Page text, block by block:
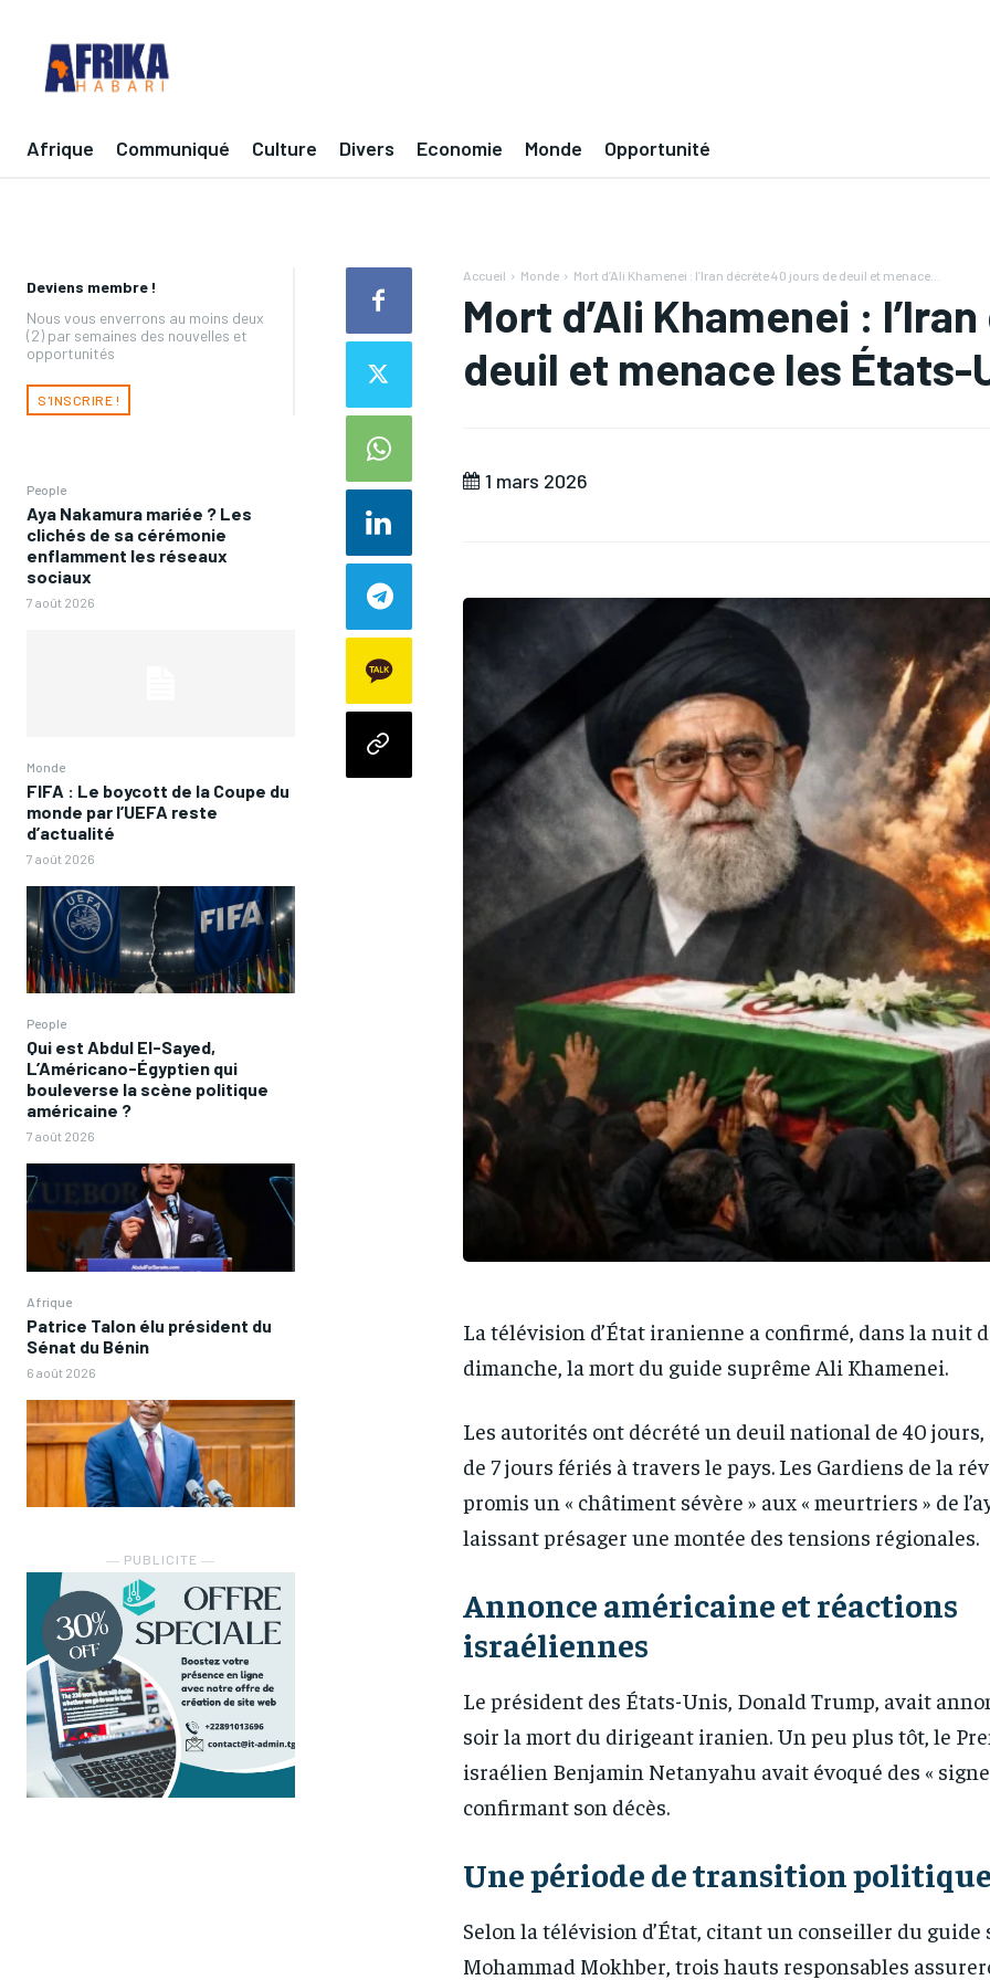
Afrique Communiqué Culture Divers Economie Monde Opportunité
Deviens membre !
Nous vous enverrons au moins deux
(2) par semaines des nouvelles et
opportunités
S'INSCRIRE !
People
Aya Nakamura mariée ? Les
clichés de sa cérémonie
enflamment les réseaux
sociaux
7 août 2026
Monde
FIFA : Le boycott de la Coupe du
monde par l’UEFA reste
d’actualité
7 août 2026
People
Qui est Abdul El-Sayed,
L’Américano-Égyptien qui
bouleverse la scène politique
américaine ?
7 août 2026
Afrique
Patrice Talon élu président du
Sénat du Bénin
6 août 2026
― PUBLICITE ―
Accueil Monde Mort d’Ali Khamenei : l’Iran décrète 40 jours de deuil et menace...
Mort d’Ali Khamenei :
deuil et menace les États-
1 mars 2026
La télévision d’État iranienne a confirmé, dans la nuit
dimanche, la mort du guide suprême Ali Khamenei.
Les autorités ont décrété un deuil national de 40 jours,
de 7 jours fériés à travers le pays. Les Gardiens de la
promis un « châtiment sévère » aux « meurtriers » de
laissant présager une montée des tensions régionales.
Annonce américaine et réactions
israéliennes
Le président des États-Unis, Donald Trump, avait
soir la mort du dirigeant iranien. Un peu plus tôt, le
israélien Benjamin Netanyahu avait évoqué des «
confirmant son décès.
Une période de transition
Selon la télévision d’État, citant un conseiller du guide
Mohammad Mokhber, trois hauts responsables